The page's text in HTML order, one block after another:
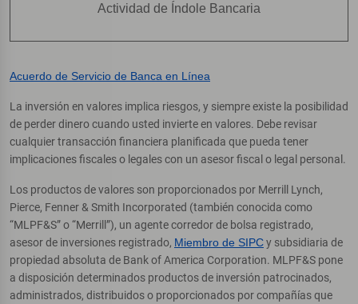
Actividad de Índole Bancaria
Acuerdo de Servicio de Banca en Línea
La inversión en valores implica riesgos, y siempre existe la posibilidad
de perder dinero cuando usted invierte en valores. Debe revisar
cualquier transacción financiera planificada que pueda tener
implicaciones fiscales o legales con un asesor fiscal o legal personal.
Los productos de valores son proporcionados por Merrill Lynch,
Pierce, Fenner & Smith Incorporated (también conocida como
“MLPF&S” o “Merrill”), un agente corredor de bolsa registrado,
asesor de inversiones registrado, Miembro de SIPCy subsidiaria de
propiedad absoluta de Bank of America Corporation. MLPF&S pone
a disposición determinados productos de inversión patrocinados,
administrados, distribuidos o proporcionados por compañías que